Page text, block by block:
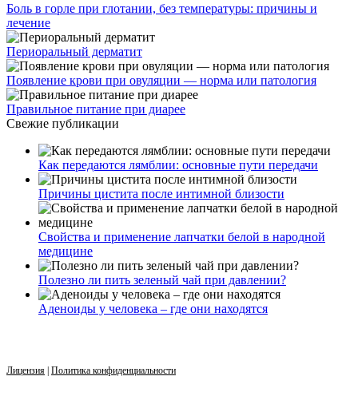
Боль в горле при глотании, без температуры: причины и
лечение
Периоральный дерматит
Появление крови при овуляции — норма или патология
Правильное питание при диарее
Свежие публикации
Как передаются лямблии: основные пути передачи
Причины цистита после интимной близости
Свойства и применение лапчатки белой в народной
медицине
Полезно ли пить зеленый чай при давлении?
Аденоиды у человека – где они находятся
Лицензия | Политика конфиденциальности